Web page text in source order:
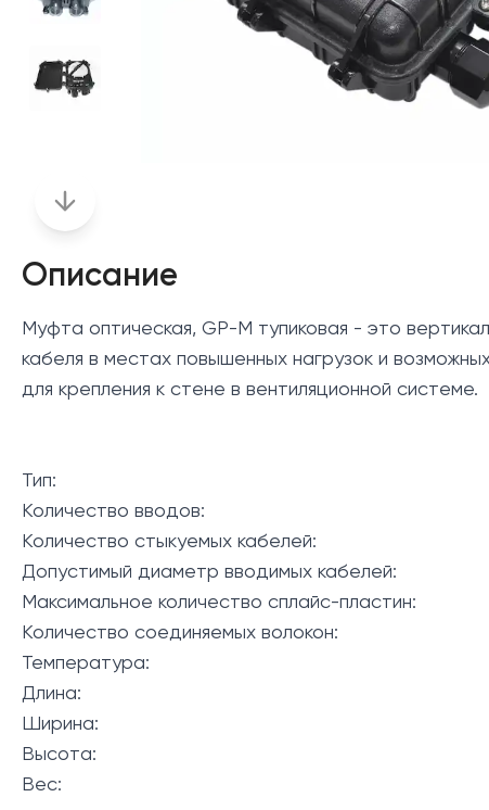
Описание
Муфта оптическая, GP-М тупиковая - это
кабеля в местах повышенных нагрузок и
для крепления к стене в вентиляционной системе.
Тип:
Количество вводов:
Количество стыкуемых кабелей:
Допустимый диаметр вводимых кабелей:
Максимальное количество сплайс-пластин:
Количество соединяемых волокон:
Температура:
Длина:
Ширина:
Высота:
Вес: